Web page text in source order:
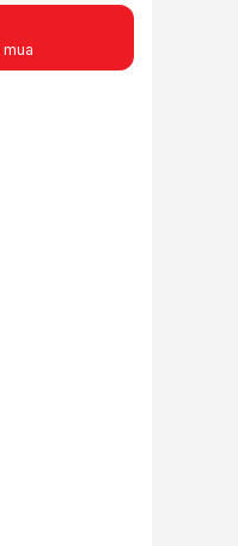
- Nickel